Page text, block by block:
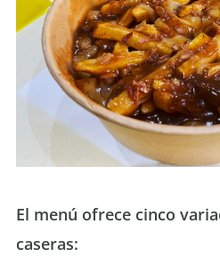
El menú ofrece cinco
caseras: